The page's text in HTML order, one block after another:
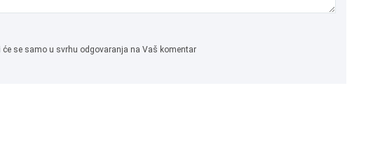
se samo u svrhu odgovaranja na Vaš komentar